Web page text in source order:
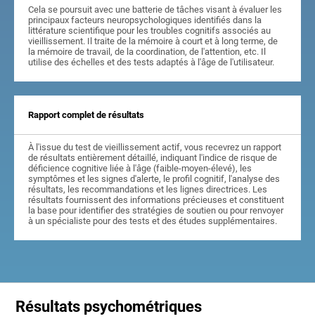
Cela se poursuit avec une batterie de tâches visant à évaluer les
principaux facteurs neuropsychologiques identifiés dans la
littérature scientifique pour les troubles cognitifs associés au
vieillissement. Il traite de la mémoire à court et à long terme, de
la mémoire de travail, de la coordination, de l'attention, etc. Il
utilise des échelles et des tests adaptés à l'âge de l'utilisateur.
Rapport complet de résultats
À l'issue du test de vieillissement actif, vous recevrez un rapport
de résultats entièrement détaillé, indiquant l'indice de risque de
déficience cognitive liée à l'âge (faible-moyen-élevé), les
symptômes et les signes d'alerte, le profil cognitif, l'analyse des
résultats, les recommandations et les lignes directrices. Les
résultats fournissent des informations précieuses et constituent
la base pour identifier des stratégies de soutien ou pour renvoyer
à un spécialiste pour des tests et des études supplémentaires.
Résultats psychométriques